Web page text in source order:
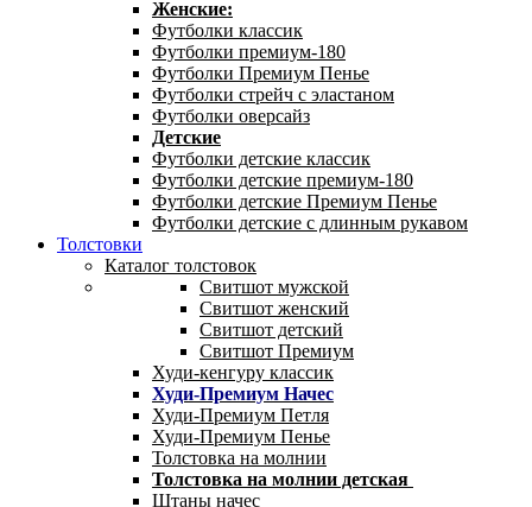
Женские:
Футболки классик
Футболки премиум-180
Футболки Премиум Пенье
Футболки стрейч с эластаном
Футболки оверсайз
Детские
Футболки детские классик
Футболки детские премиум-180
Футболки детские Премиум Пенье
Футболки детские с длинным рукавом
Толстовки
Каталог толстовок
Свитшот мужской
Свитшот женский
Свитшот детский
Свитшот Премиум
Худи-кенгуру классик
Худи-Премиум Начес
Худи-Премиум Петля
Худи-Премиум Пенье
Толстовка на молнии
Толстовка на молнии детская
Штаны начес